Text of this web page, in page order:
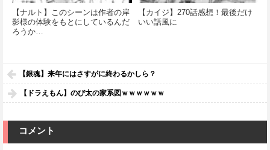
【ナルト】このシーンは作者の岸
影様の体験をもとにしているんだ
ろうか…
【カイジ】270話感想！最後だけ
いい話風に
【銀魂】来年にはさすがに終わるかしら？
【ドラえもん】のび太の家系図ｗｗｗｗｗｗ
コメント